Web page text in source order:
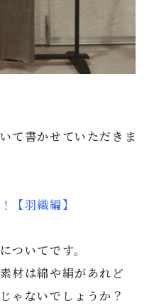
て書かせていただきま
【羽織編】
ついてです。
材は綿や絹があれど
ゃないでしょうか？